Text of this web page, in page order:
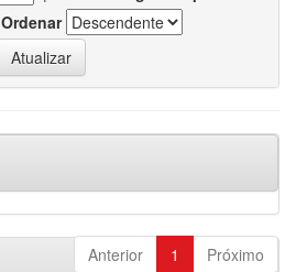
Ordenar
Anterior 1 Próximo